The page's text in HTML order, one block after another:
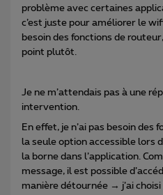
problème avec certaines
c’est juste pour améliorer le
besoin des fonctions de
point plutôt.
Je ne m’attendais pas à une
intervention.
En effet, je n’ai pas besoin des
la seule option accessible lors
la borne dans l’application.
message, il est possible
manière détournée → j’ai choisi